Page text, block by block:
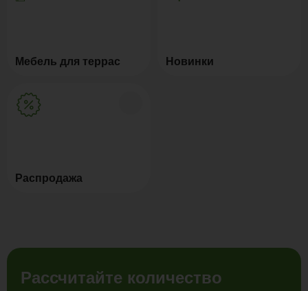
Мебель для террас Новинки
Распродажа
Рассчитайте количество